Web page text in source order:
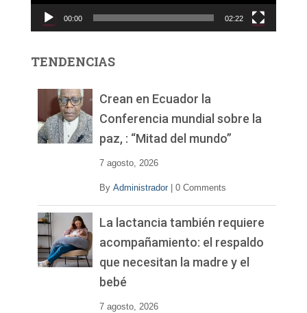
c
d
00:00 02:22
TENDENCIAS
Crean en Ecuador la
Conferencia mundial sobre la
paz, : “Mitad del mundo”
7 agosto, 2026
By Administrador 0 Comments
La lactancia también requiere
acompañamiento: el respaldo
que necesitan la madre y el
bebé
7 agosto, 2026